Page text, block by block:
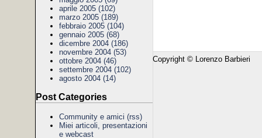
aprile 2005 (102)
marzo 2005 (189)
febbraio 2005 (104)
gennaio 2005 (68)
dicembre 2004 (186)
novembre 2004 (53)
ottobre 2004 (46)
settembre 2004 (102)
agosto 2004 (14)
Post Categories
Community e amici (rss)
Miei articoli, presentazioni
e webcast
Copyright © Lorenzo Barbieri